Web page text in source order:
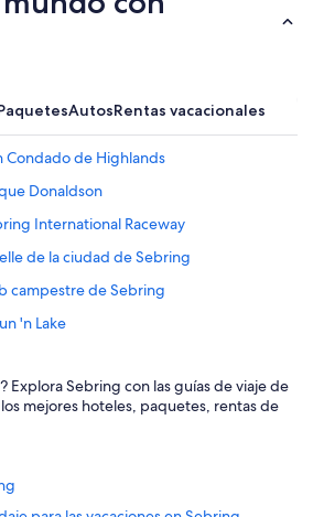
AutosRentas vacacionales
Condado de Highlands
Donaldson
International Raceway
de la ciudad de Sebring
campestre de Sebring
'n Lake
en Sun 'n Lake
de campo Harder Hall
Park
Explora Sebring con las guías de viaje de
mejores hoteles, paquetes, rentas de